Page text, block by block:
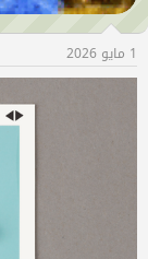
1 مايو 2026